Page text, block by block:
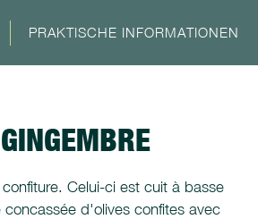
PRAKTISCHE INFORMATIONEN
Celui-ci est cuit à basse
d'olives confites avec